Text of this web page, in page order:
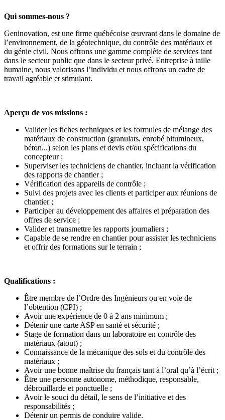
Qui sommes-nous ?
Geninovation, est une firme québécoise œuvrant dans le domaine de
l’environnement, de la géotechnique, du contrôle des matériaux et
du génie civil. Nous offrons une gamme complète de services tant
dans le secteur public que dans le secteur privé. Entreprise à taille
humaine, nous valorisons l’individu et nous offrons un cadre de
travail agréable et stimulant.
Aperçu de vos missions :
Valider les fiches techniques et les formules de mélange des
matériaux de construction (granulats, enrobé bitumineux,
béton...) selon les plans et devis et/ou spécifications du
concepteur ;
Superviser les techniciens de chantier, incluant la vérification
des rapports de chantier ;
Vérification des appareils de contrôle ;
Suivi des projets avec les clients et participer aux réunions de
chantier ;
Participer au développement des affaires et préparation des
offres de service ;
Valider et transmettre les rapports journaliers ;
Capable de se rendre en chantier pour assister les techniciens
et offrir des formations sur le terrain ;
Qualifications :
Être membre de l’Ordre des Ingénieurs ou en voie de
l’obtention (CPI) ;
Avoir une expérience de 0 à 2 ans minimum ;
Détenir une carte ASP en santé et sécurité ;
Stage de formation dans un laboratoire en contrôle des
matériaux (atout) ;
Connaissance de la mécanique des sols et du contrôle des
matériaux ;
Avoir une bonne maîtrise du français tant à l’oral qu’à l’écrit ;
Être une personne autonome, méthodique, responsable,
débrouillarde et ponctuelle ;
Avoir le souci du détail, le sens de l’initiative et des
responsabilités ;
Détenir un permis de conduire valide.